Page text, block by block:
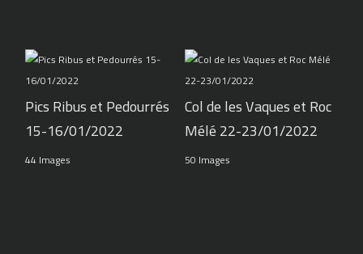
Pics Ribus et Pedourrés
15-16/01/2022
44 Images
Col de les Vaques et Roc
Mélé 22-23/01/2022
50 Images